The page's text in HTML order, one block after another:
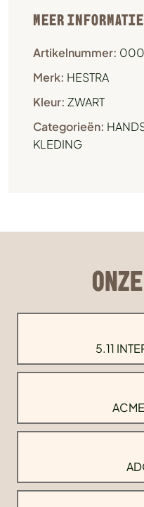
MEER INFORMATIE
Artikelnummer:
Merk: HESTRA
Kleur: ZWART
Categorieën:
KLEDING
5.11